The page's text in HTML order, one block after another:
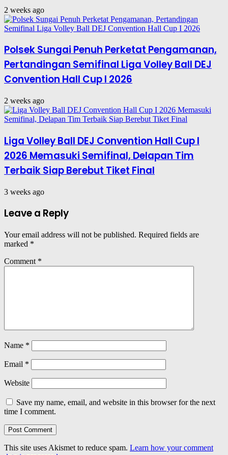
2 weeks ago
Polsek Sungai Penuh Perketat Pengamanan,
Pertandingan Semifinal Liga Volley Ball DEJ
Convention Hall Cup I 2026
2 weeks ago
Liga Volley Ball DEJ Convention Hall Cup I
2026 Memasuki Semifinal, Delapan Tim
Terbaik Siap Berebut Tiket Final
3 weeks ago
Leave a Reply
Your email address will not be published. Required fields are
marked *
Comment *
Name *
Email *
Website
Save my name, email, and website in this browser for the next
time I comment.
This site uses Akismet to reduce spam. Learn how your comment